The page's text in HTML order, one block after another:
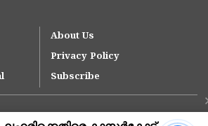
About Us
Privacy Policy
Subscribe